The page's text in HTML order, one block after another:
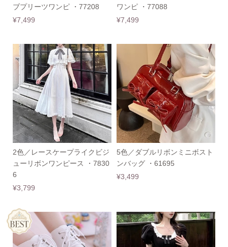
ブプリーツワンピ ・77208
¥7,499
ワンピ ・77088
¥7,499
2色／レースケープライクビジ
ューリボンワンピース ・7830
6
¥3,799
5色／ダブルリボンミニボスト
ンバッグ ・61695
¥3,499